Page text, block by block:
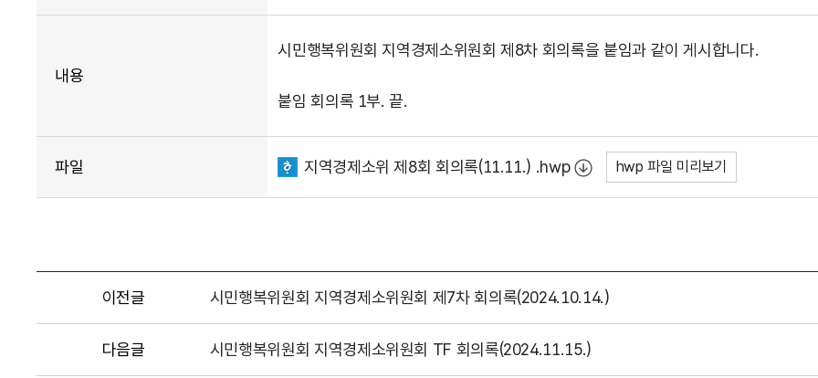
내용
시민행복위원회 지역경제소위원회 제8차 회의록을 붙임과 같이 게시합니다.
붙임 회의록 1부. 끝.
파일 지역경제소위 제8회 회의록(11.11.) .hwp hwp 파일 미리보기
이전글 시민행복위원회 지역경제소위원회 제7차 회의록(2024.10.14.)
다음글 시민행복위원회 지역경제소위원회 TF 회의록(2024.11.15.)